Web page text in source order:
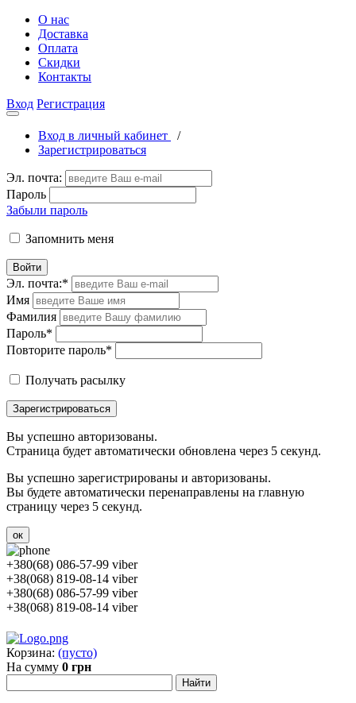
О нас
Доставка
Оплата
Скидки
Контакты
Вход Регистрация
Вход в личный кабинет
/
Зарегистрироваться
Эл. почта:
Пароль
Забыли пароль
Запомнить меня
Войти
Эл. почта:*
Имя
Фамилия
Пароль*
Повторите пароль*
Получать расылку
Зарегистрироваться
Вы успешно авторизованы.
Страница будет автоматически обновлена через 5 секунд.
Вы успешно зарегистрированы и авторизованы.
Вы будете автоматически перенаправлены на главную
страницу через 5 секунд.
ок
+380(68) 086-57-99 viber
+38(068) 819-08-14 viber
+380(68) 086-57-99 viber
+38(068) 819-08-14 viber
Корзина: (пусто)
На сумму 0 грн